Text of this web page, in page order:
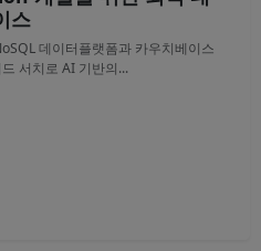
스
데이터플랫폼과 카우치베이스
서치로 AI 기반의...